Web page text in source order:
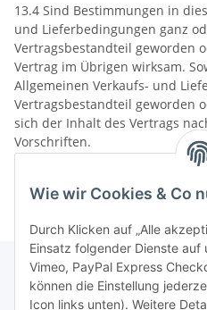
13.4 Sind Bestimmungen in
und Lieferbedingungen ganz
Vertragsbestandteil geworden
Vertrag im Übrigen wirksam.
Allgemeinen Verkaufs- und
Vertragsbestandteil geworden
sich der Inhalt des Vertrags
Vorschriften.
Wie wir Cookies & Co
Durch Klicken auf „Alle
Einsatz folgender Dienste auf
Vimeo, PayPal Express
können die Einstellung
Icon links unten). Weitere